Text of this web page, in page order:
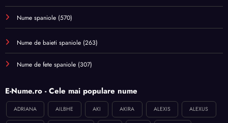
Nume spaniole (570)
Nume de baieti spaniole (263)
Nume de fete spaniole (307)
E-Nume.ro - Cele mai populare nume
ADRIANA AILBHE AKI AKIRA ALEXIS ALEXUS